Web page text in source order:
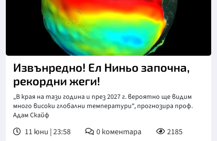
Извънредно! Ел Ниньо започна,
рекордни жеги!
„В края на тази година и през 2027 г. вероятно ще видим
много високи глобални температури“, прогнозира проф.
Адам Скайф
11 юни | 23:58 0коментара 2185